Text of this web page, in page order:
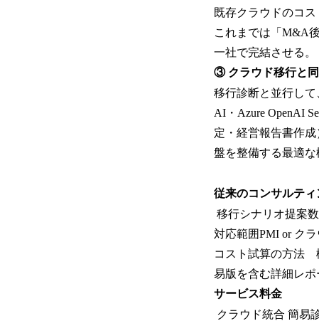
既存クラウドのコ
これまでは「M&A
一社で完結させる。
③ クラウド移行と
移行診断と並行して
AI・Azure OpenAI
定・経営報告書作
盤を整備する最適な
従来のコンサルテ
移行シナリオ提案
対応範囲PMI or ク
コスト試算の方法
易版を含む詳細レポ
サービス料金
クラウド統合 簡易